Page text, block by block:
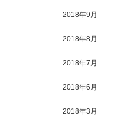
2018年9月
2018年8月
2018年7月
2018年6月
2018年3月